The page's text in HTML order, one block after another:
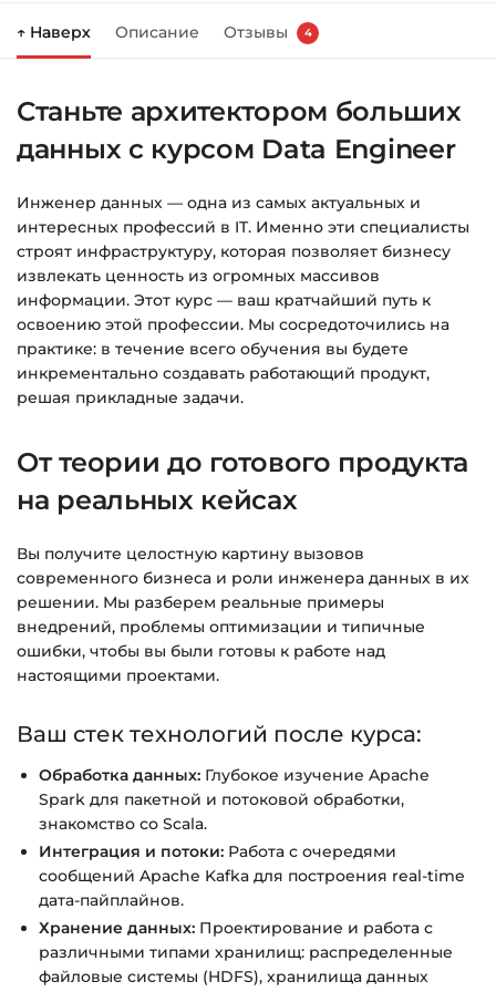
Справа появится корзина — нажмите
Заполните все поля (почта и пароль).
Оплатите удобным способом (более 8
После оплаты появится страница
благодарности с кнопкой«Перейти к
загрузкам». Нажмите её — и откроется
страница с курсами.
Дополнительно ссылка на курс придёт вам
на email.
времени.
Подробнее об оплате и безопасности — в
Вопросы?Пишите на info@siluette.com.uaили в
чат на сайте.
↑ Наверх Описание Отзывы 4
Станьте архитектором больших
данных с курсом Data Engineer
Инженер данных — одна из самых актуальных и
интересных профессий в IT. Именно эти специалисты
строят инфраструктуру, которая позволяет бизнесу
извлекать ценность из огромных массивов
информации. Этот курс — ваш кратчайший путь к
освоению этой профессии. Мы сосредоточились на
практике: в течение всего обучения вы будете
инкрементально создавать работающий продукт,
решая прикладные задачи.
От теории до готового продукта
на реальных кейсах
Вы получите целостную картину вызовов
современного бизнеса и роли инженера данных в их
решении. Мы разберем реальные примеры
внедрений, проблемы оптимизации и типичные
ошибки, чтобы вы были готовы к работе над
настоящими проектами.
Ваш стек технологий после курса:
Обработка данных: Глубокое изучение Apache
Spark для пакетной и потоковой обработки,
знакомство со Scala.
Интеграция и потоки: Работа с очередями
сообщений Apache Kafka для построения real-time
дата-пайплайнов.
Хранение данных: Проектирование и работа с
различными типами хранилищ: распределенные
файловые системы (HDFS), хранилища данных